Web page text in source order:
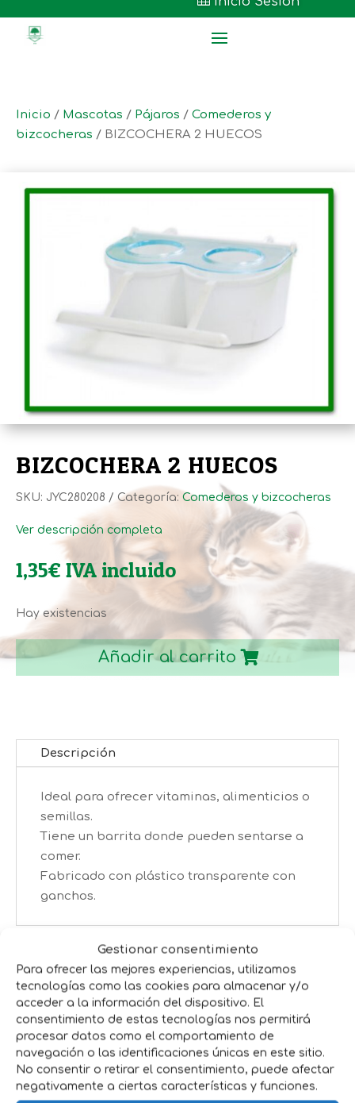
Gestionar consentimiento
Para ofrecer las mejores experiencias, utilizamos
tecnologías como las cookies para almacenar y/o
acceder a la información del dispositivo. El
consentimiento de estas tecnologías nos permitirá
procesar datos como el comportamiento de
navegación o las identificaciones únicas en este sitio.
No consentir o retirar el consentimiento, puede afectar
negativamente a ciertas características y funciones.
Inicio / Mascotas / Pájaros / Comederos y
bizcocheras / BIZCOCHERA 2 HUECOS
BIZCOCHERA 2 HUECOS
SKU: JYC280208 Categoría: Comederos y bizcocheras
Ver descripción completa
1,35€ IVA incluido
Hay existencias
BIZCOCHERA
Añadir al carrito
Descripción
Ideal para ofrecer vitaminas, alimenticios o
semillas.
Tiene un barrita donde pueden sentarse a
comer.
Fabricado con plástico transparente con
ganchos.
Productos relacionados